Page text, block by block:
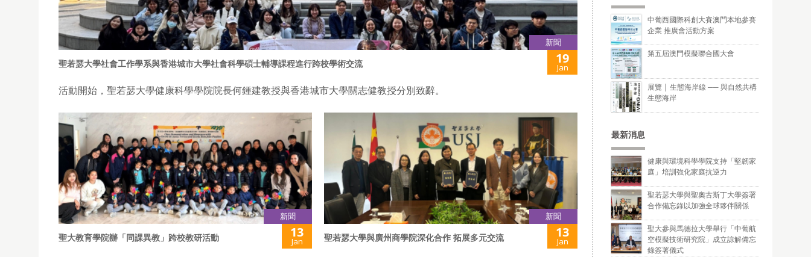
新聞
聖若瑟大學社會工作學系與香港城市大學社會科學碩士輔導課程進行跨校學術交流 19
Jan
活動開始，聖若瑟大學健康科學學院院長何鍾建教授與香港城市大學關志健教授分別致辭。
新聞
聖大教育學院辦「同課異教」跨校教研活動 13
Jan
新聞
聖若瑟大學與廣州商學院深化合作 拓展多元交流 13
Jan
中葡西國際科創大賽澳門本地參賽
企業 推廣會活動方案
第五屆澳門模擬聯合國大會
展覽 | 生態海岸線 ── 與自然共構
生態海岸
最新消息
健康與環境科學學院支持「堅韌家
庭」培訓強化家庭抗逆力
聖若瑟大學與聖奧古斯丁大學簽署
合作備忘錄以加強全球夥伴關係
聖大參與馬德拉大學舉行「中葡航
空模擬技術研究院」成立諒解備忘
錄簽署儀式